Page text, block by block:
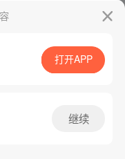
打开APP
继续
5
Rights Reserved